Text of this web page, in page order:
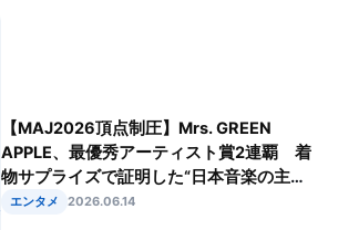
【MAJ2026頂点制圧】Mrs. GREEN
APPLE、最優秀アーティスト賞2連覇 着
物サプライズで証明した“日本音楽の主
役”という現実
エンタメ 2026.06.14